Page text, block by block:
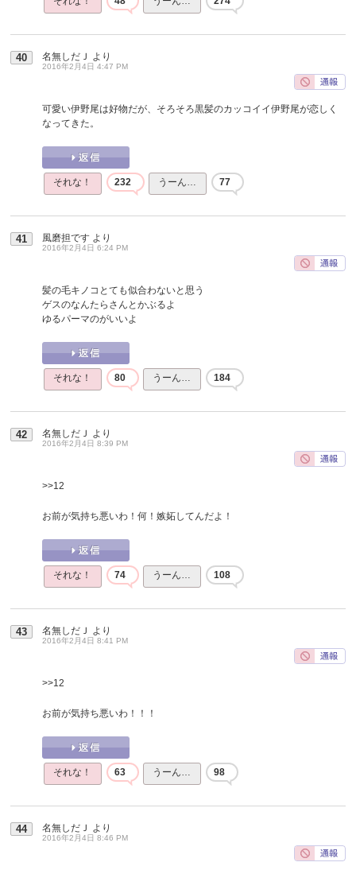
40 名無しだＪ より
2016年2月4日 4:47 PM
可愛い伊野尾は好物だが、そろそろ黒髪のカッコイイ伊野尾が恋しく
なってきた。
それな！ 232 うーん… 77
41 風磨担です より
2016年2月4日 6:24 PM
髪の毛キノコとても似合わないと思う
ゲスのなんたらさんとかぶるよ
ゆるパーマのがいいよ
それな！ 80 うーん… 184
42 名無しだＪ より
2016年2月4日 8:39 PM
>>12
お前が気持ち悪いわ！何！嫉妬してんだよ！
それな！ 74 うーん… 108
43 名無しだＪ より
2016年2月4日 8:41 PM
>>12
お前が気持ち悪いわ！！！
それな！ 63 うーん… 98
44 名無しだＪ より
2016年2月4日 8:46 PM